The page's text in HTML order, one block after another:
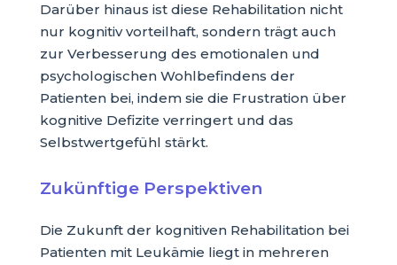
Darüber hinaus ist diese Rehabilitation nicht
nur kognitiv vorteilhaft, sondern trägt auch
zur Verbesserung des emotionalen und
psychologischen Wohlbefindens der
Patienten bei, indem sie die Frustration über
kognitive Defizite verringert und das
Selbstwertgefühl stärkt.
Zukünftige Perspektiven
Die Zukunft der kognitiven Rehabilitation bei
Patienten mit Leukämie liegt in mehreren